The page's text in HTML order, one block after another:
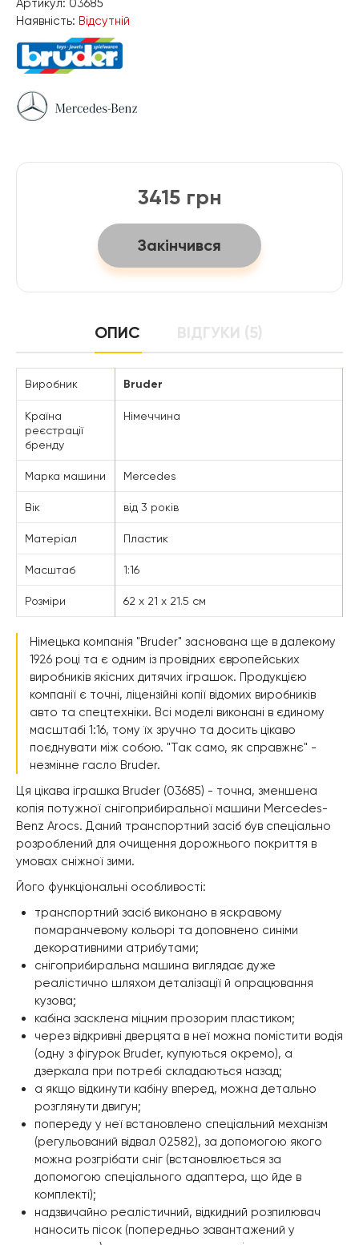
Артикул: 03685
Наявність: Відсутній
3415 грн
Закінчився
ОПИС ВІДГУКИ (5)
Виробник Bruder
Країна
реєстрації
бренду
Німеччина
Марка машини Mercedes
Вік від 3 років
Матеріал Пластик
Масштаб 1:16
Розміри 62 х 21 х 21.5 см
Німецька компанія "Bruder" заснована ще в далекому
1926 році та є одним із провідних європейських
виробників якісних дитячих іграшок. Продукцією
компанії є точні, ліцензійні копії відомих виробників
авто та спецтехніки. Всі моделі виконані в єдиному
масштабі 1:16, тому їх зручно та досить цікаво
поєднувати між собою. "Так само, як справжнє" -
незмінне гасло Bruder.
Ця цікава іграшка Bruder (03685) - точна, зменшена
копія потужної снігоприбиральної машини Mercedes-
Benz Arocs. Даний транспортний засіб був спеціально
розроблений для очищення дорожнього покриття в
умовах сніжної зими.
Його функціональні особливості:
транспортний засіб виконано в яскравому
помаранчевому кольорі та доповнено синіми
декоративними атрибутами;
снігоприбиральна машина виглядає дуже
реалістично шляхом деталізації й опрацювання
кузова;
кабіна засклена міцним прозорим пластиком;
через відкривні дверцята в неї можна помістити водія
(одну з фігурок Bruder, купуються окремо), а
дзеркала при потребі складаються назад;
а якщо відкинути кабіну вперед, можна детально
розглянути двигун;
попереду у неї встановлено спеціальний механізм
(регульований відвал 02582), за допомогою якого
можна розгрібати сніг (встановлюється за
допомогою спеціального адаптера, що йде в
комплекті);
надзвичайно реалістичний, відкидний розпилювач
наносить пісок (попередньо завантажений у